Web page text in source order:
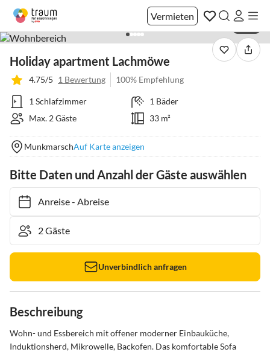
Vermieten
Holiday apartment Lachmöwe
4.75/5 1 Bewertung 100% Empfehlung
1 Schlafzimmer
1 Bäder
Max. 2 Gäste
33 m²
MunkmarschAuf Karte anzeigen
Bitte Daten und Anzahl der Gäste auswählen
Anreise- Abreise
Unverbindlich anfragen
Beschreibung
Wohn- und Essbereich mit offener moderner Einbauküche,
Induktionsherd, Mikrowelle, Backofen. Das komfortable Sofa